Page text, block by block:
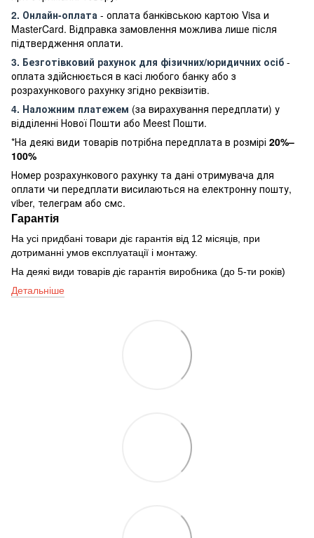
2. Онлайн-оплата - оплата банківською картою Visa и
MasterCard. Відправка замовлення можлива лише після
підтвердження оплати.
3. Безготівковий рахунок для фізичних/юридичних осіб -
оплата здійснюється в касі любого банку або з
розрахункового рахунку згідно реквізитів.
4. Наложним платежем (за вирахування передплати) у
відділенні Нової Пошти або Meest Пошти.
*На деякі види товарів потрібна передплата в розмірі 20%–
100%
Номер розрахункового рахунку та дані отримувача для
оплати чи передплати висилаються на електронну пошту,
viber, телеграм або смс.
Гарантія
На усі придбані товари діє гарантія від 12 місяців, при
дотриманні умов експлуатації і монтажу.
На деякі види товарів діє гарантія виробника (до 5-ти років)
Детальніше